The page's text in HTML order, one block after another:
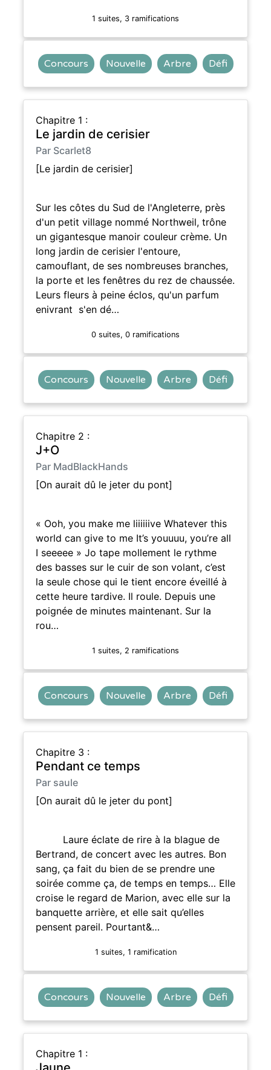
1 suites, 3 ramifications
Concours Nouvelle Arbre Défi
Chapitre 1 :
Le jardin de cerisier
Par Scarlet8
[Le jardin de cerisier]
Sur les côtes du Sud de l'Angleterre, près
d'un petit village nommé Northweil, trône
un gigantesque manoir couleur crème. Un
long jardin de cerisier l'entoure,
camouflant, de ses nombreuses branches,
la porte et les fenêtres du rez de chaussée.
Leurs fleurs à peine éclos, qu'un parfum
enivrant s'en dé…
0 suites, 0 ramifications
Concours Nouvelle Arbre Défi
Chapitre 2 :
J+O
Par MadBlackHands
[On aurait dû le jeter du pont]
« Ooh, you make me liiiiiive Whatever this
world can give to me It’s youuuu, you’re all
I seeeee » Jo tape mollement le rythme
des basses sur le cuir de son volant, c’est
la seule chose qui le tient encore éveillé à
cette heure tardive. Il roule. Depuis une
poignée de minutes maintenant. Sur la
rou…
1 suites, 2 ramifications
Concours Nouvelle Arbre Défi
Chapitre 3 :
Pendant ce temps
Par saule
[On aurait dû le jeter du pont]
Laure éclate de rire à la blague de
Bertrand, de concert avec les autres. Bon
sang, ça fait du bien de se prendre une
soirée comme ça, de temps en temps… Elle
croise le regard de Marion, avec elle sur la
banquette arrière, et elle sait qu’elles
pensent pareil. Pourtant&…
1 suites, 1 ramification
Concours Nouvelle Arbre Défi
Chapitre 1 :